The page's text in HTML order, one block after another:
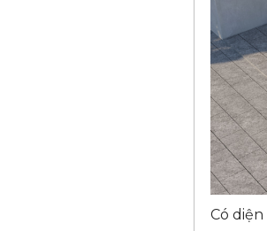
Có